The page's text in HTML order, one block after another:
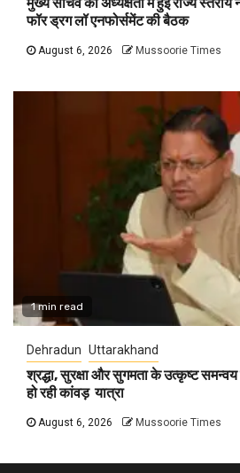
फॉर ड्रग लॉ एनफोर्समेंट की बैठक
August 6, 2026 Mussoorie Times
1 min read
Dehradun Uttarakhand
श्रद्धा, सुरक्षा और सुगमता के उत्कृष्ट
हो रही कांवड़ यात्रा
August 6, 2026 Mussoorie Times